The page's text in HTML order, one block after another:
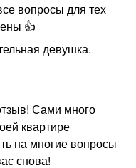
вопросы для тех
👍
девушка.
Сами много
квартире
на многие вопросы
снова!